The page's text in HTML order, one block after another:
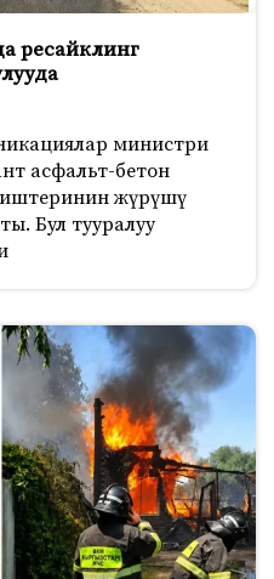
ресайклинг
министри
асфальт-бетон
иштеринин жүрүшү
Бул тууралуу